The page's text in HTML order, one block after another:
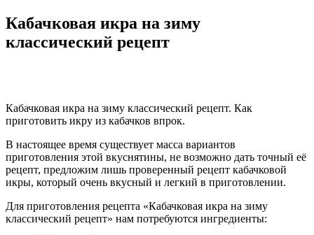
Кабачковая икра на зиму
классический рецепт
Кабачковая икра на зиму классический рецепт. Как
приготовить икру из кабачков впрок.
В настоящее время существует масса вариантов
приготовления этой вкуснятины, не возможно дать точный её
рецепт, предложим лишь проверенный рецепт кабачковой
икры, который очень вкусный и легкий в приготовлении.
Для приготовления рецепта «Кабачковая икра на зиму
классический рецепт» нам потребуются ингредиенты: